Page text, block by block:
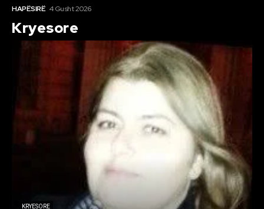
HAPËSIRË 4 Gusht 2026
Kryesore
KRYESORE